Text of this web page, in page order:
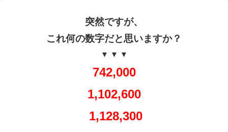
突然ですが、
これ何の数字だと思いますか？
▼ ▼ ▼
742,000
1,102,600
1,128,300